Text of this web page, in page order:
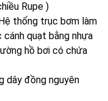
Rupe )
thống trục bơm làm
quạt bằng nhựa
hồ bơi có chứa
dây đồng nguyên